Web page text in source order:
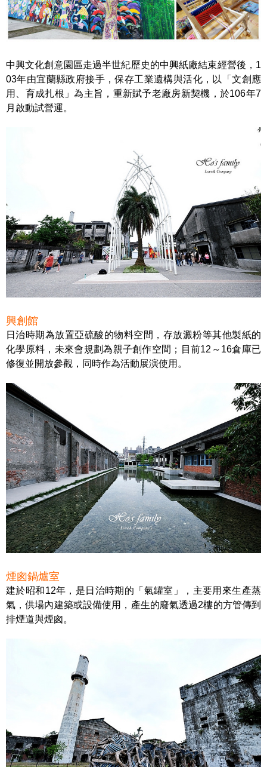
中興文化創意園區走過半世紀歷史的中興紙廠結束經營後，1
03年由宜蘭縣政府接手，保存工業遺構與活化，以「文創應
用、育成扎根」為主旨，重新賦予老廠房新契機，於106年7
月啟動試營運。
興創館
日治時期為放置亞硫酸的物料空間，存放澱粉等其他製紙的
化學原料，未來會規劃為親子創作空間；目前12～16倉庫已
修復並開放參觀，同時作為活動展演使用。
煙囪鍋爐室
建於昭和12年，是日治時期的「氣罐室」，主要用來生產蒸
氣，供場內建築或設備使用，產生的廢氣透過2樓的方管傳到
排煙道與煙囪。